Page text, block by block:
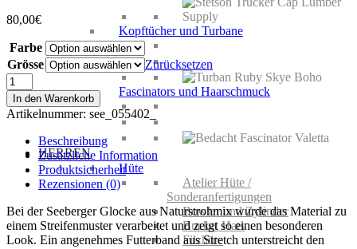
Kopftücher und Turbane
Fascinators und Haarschmuck
HERREN
Hüte
Atelier Hüte /
Sonderanfertigungen
Bowler und Zylinder
Bucket Hats
Filzhüte
80,00€
Farbe
Grösse
Zurücksetzen
Seeberger
Glocke
aus
Naturstrohmix
Menge
In den Warenkorb
Artikelnummer: see_055402_
Beschreibung
Zusätzliche Information
Produktsicherheit
Rezensionen (0)
Bei der Seeberger Glocke aus Naturstrohmix wurde das Material zu
einem Streifenmuster verarbeitet und zeigt so einen besonderen
Look. Ein angenehmes Futterband aus Stretch unterstreicht den